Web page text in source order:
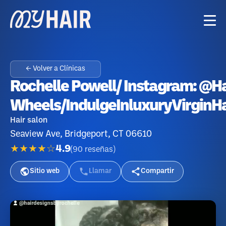
← Volver a Clínicas
Rochelle Powell/ Instagram:
Wheels/
Hair salon
Seaview Ave, Bridgeport, CT 06610
★★★★☆4.9(90 reseñas )
Sitio web Llamar Compartir